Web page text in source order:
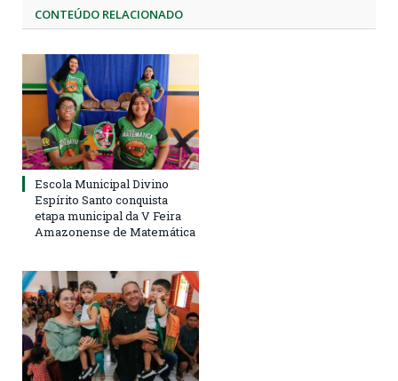
CONTEÚDO RELACIONADO
Escola Municipal Divino
Espírito Santo conquista
etapa municipal da V Feira
Amazonense de Matemática